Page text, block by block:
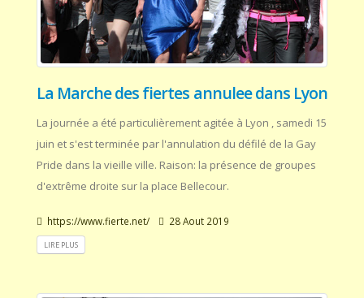
La Marche des fiertes annulee dans Lyon
La journée a été particulièrement agitée à Lyon , samedi 15
juin et s'est terminée par l'annulation du défilé de la Gay
Pride dans la vieille ville. Raison: la présence de groupes
d'extrême droite sur la place Bellecour.
https://www.fierte.net/ 28 Aout 2019
LIRE PLUS